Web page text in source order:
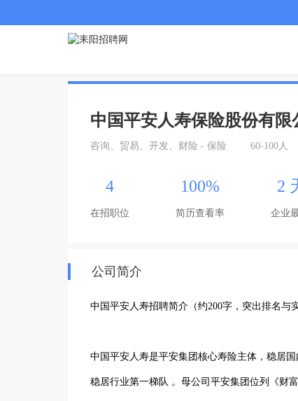
中国平安人寿保险股份有限
咨询、贸易、开发、财险 - 保险 60-100人
4
在招职位
100%
简历查看率
2
企业
公司简介
中国平安人寿招聘简介（约200字，突出排名与
中国平安人寿是平安集团核心寿险主体，稳居
稳居行业第一梯队 。母公司平安集团位列《财